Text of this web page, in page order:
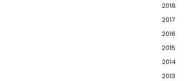
2018
2017
2016
2015
2014
2013